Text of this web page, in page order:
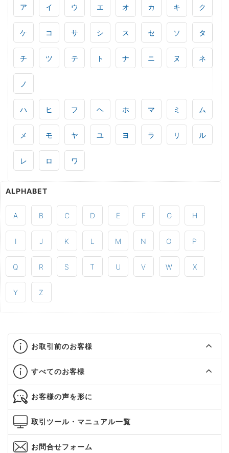
ア イ ウ エ オ カ キ ク
ケ コ サ シ ス セ ソ タ
チ ツ テ ト ナ ニ ヌ ネ
ノ
ハ ヒ フ ヘ ホ マ ミ ム
メ モ ヤ ユ ヨ ラ リ ル
レ ロ ワ
ALPHABET
A B C D E F G H
I J K L M N O P
Q R S T U V W X
Y Z
お取引前のお客様
すべてのお客様
お客様の声を形に
取引ツール・マニュアル一覧
お問合せフォーム